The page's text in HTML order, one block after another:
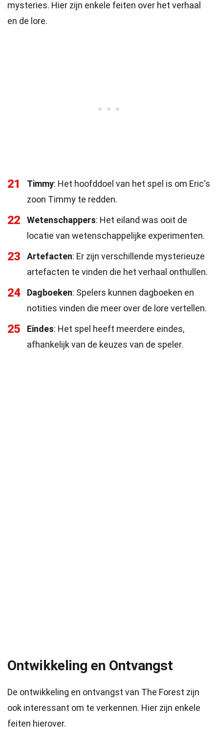
mysteries. Hier zijn enkele feiten over het verhaal
en de lore.
21 Timmy: Het hoofddoel van het spel is om Eric's
zoon Timmy te redden.
22 Wetenschappers: Het eiland was ooit de
locatie van wetenschappelijke experimenten.
23 Artefacten: Er zijn verschillende mysterieuze
artefacten te vinden die het verhaal onthullen.
24 Dagboeken: Spelers kunnen dagboeken en
notities vinden die meer over de lore vertellen.
25 Eindes: Het spel heeft meerdere eindes,
afhankelijk van de keuzes van de speler.
Ontwikkeling en Ontvangst
De ontwikkeling en ontvangst van The Forest zijn
ook interessant om te verkennen. Hier zijn enkele
feiten hierover.